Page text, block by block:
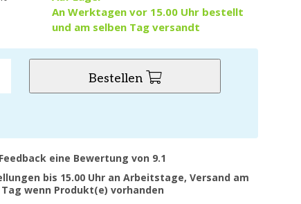
An Werktagen vor 15.00 Uhr bestellt
und am selben Tag versandt
Bestellen
eine Bewertung von 9.1
bis 15.00 Uhr an Arbeitstage, Versand am
wenn Produkt(e) vorhanden